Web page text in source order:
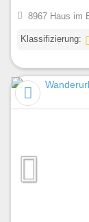
8967 Haus im
Klassifizierung: